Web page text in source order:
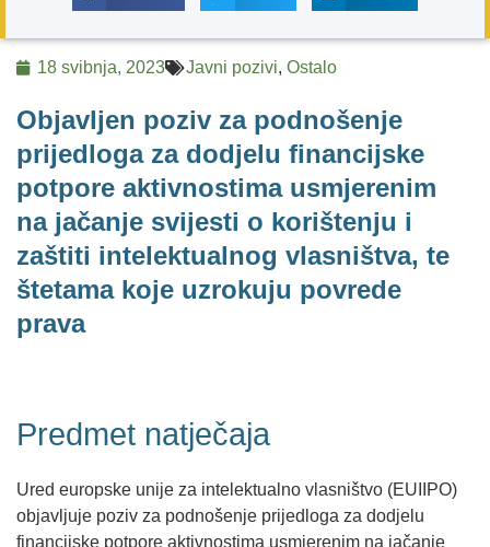
18 svibnja, 2023 Javni pozivi, Ostalo
Objavljen poziv za podnošenje
prijedloga za dodjelu financijske
potpore aktivnostima usmjerenim
na jačanje svijesti o korištenju i
zaštiti intelektualnog vlasništva, te
štetama koje uzrokuju povrede
prava
Predmet natječaja
Ured europske unije za intelektualno vlasništvo (EUIIPO)
objavljuje poziv za podnošenje prijedloga za dodjelu
financijske potpore aktivnostima usmjerenim na jačanje